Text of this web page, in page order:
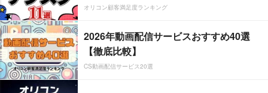
オリコン顧客満足度ランキング
2026年動画配信サービスおすすめ40選
【徹底比較】
CS動画配信サービス20選